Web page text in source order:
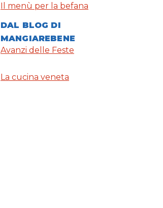
Il menù per la befana
DAL BLOG DI
MANGIAREBENE
Avanzi delle Feste
La cucina veneta